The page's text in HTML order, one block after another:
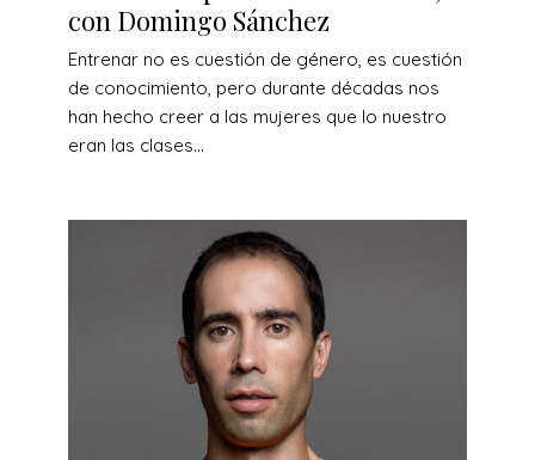
con Domingo Sánchez
Entrenar no es cuestión de género, es cuestión
de conocimiento, pero durante décadas nos
han hecho creer a las mujeres que lo nuestro
eran las clases...